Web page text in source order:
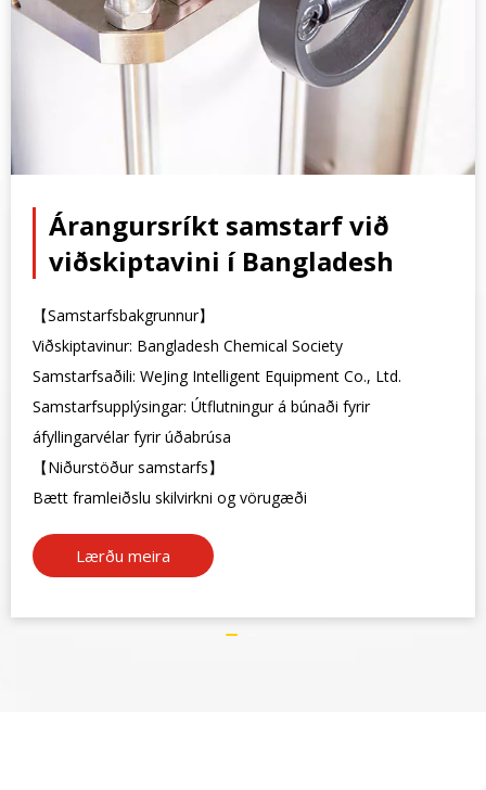
Árangursríkt samstarf við
viðskiptavini í Bangladesh
【Samstarfsbakgrunnur】
Viðskiptavinur: Bangladesh Chemical Society
Samstarfsaðili: WeJing Intelligent Equipment Co., Ltd.
Samstarfsupplýsingar: Útflutningur á búnaði fyrir
áfyllingarvélar fyrir úðabrúsa
【Niðurstöður samstarfs】
Bætt framleiðslu skilvirkni og vörugæði
Lærðu meira